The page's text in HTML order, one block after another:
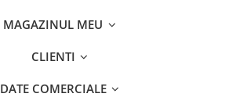
MAGAZINUL MEU
CLIENTI
DATE COMERCIALE